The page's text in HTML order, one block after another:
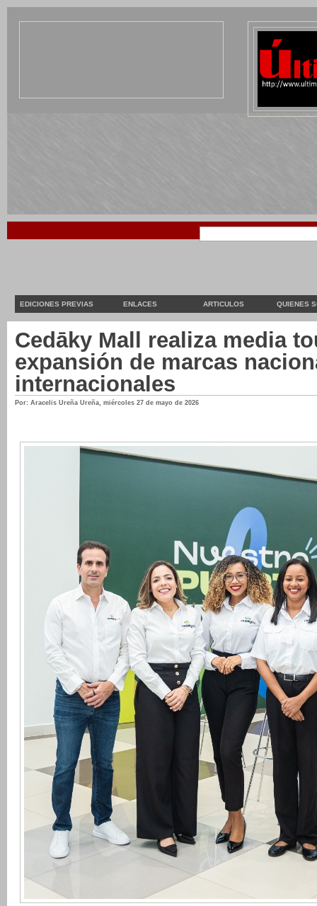
EDICIONES PREVIAS ENLACES ARTICULOS QUIENES
Cedāky Mall realiza media
expansión de marcas
internacionales
Por: Aracelis Ureña Ureña, miércoles 27 de mayo de 2026